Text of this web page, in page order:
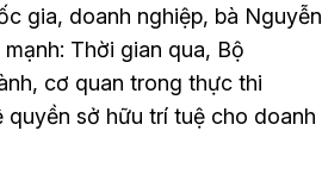
gia, doanh nghiệp, bà Nguyễn
Thời gian qua, Bộ
cơ quan trong thực thi
sở hữu trí tuệ cho doanh